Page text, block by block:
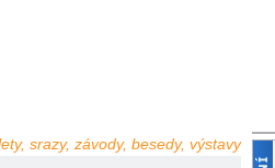
srazy, závody, besedy, výstavy